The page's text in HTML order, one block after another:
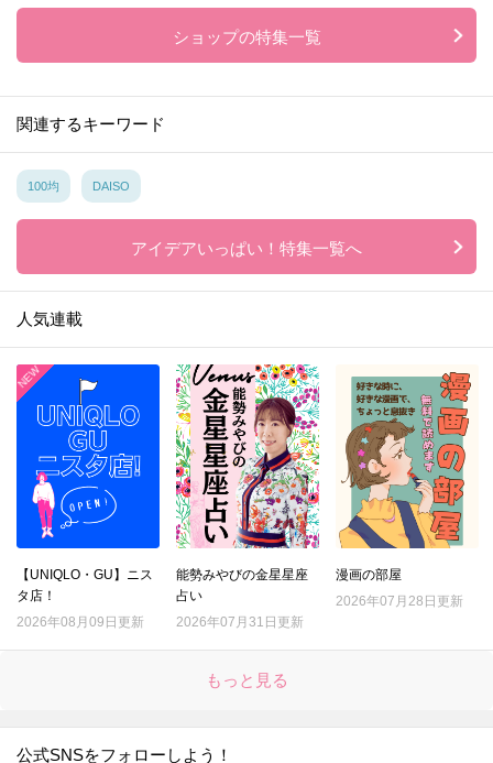
ショップの特集一覧
関連するキーワード
100均 DAISO
アイデアいっぱい！特集一覧へ
人気連載
【UNIQLO・GU】ニス
タ店！
2026年08月09日更新
能勢みやびの金星星座
占い
2026年07月31日更新
漫画の部屋
2026年07月28日更新
もっと見る
公式SNSをフォローしよう！